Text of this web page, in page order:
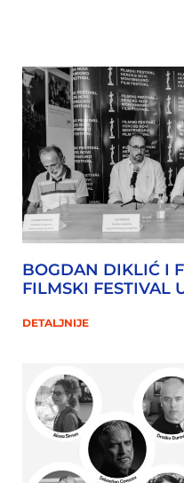
BOGDAN DIKLIĆ I
FILMSKI FESTIVAL
DETALJNIJE